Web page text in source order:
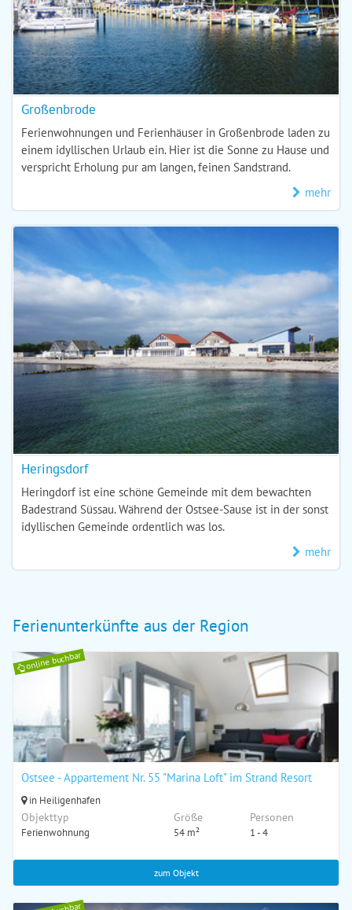
Großenbrode
Ferienwohnungen und Ferienhäuser in Großenbrode laden zu
einem idyllischen Urlaub ein. Hier ist die Sonne zu Hause und
verspricht Erholung pur am langen, feinen Sandstrand.
mehr
Heringsdorf
Heringdorf ist eine schöne Gemeinde mit dem bewachten
Badestrand Süssau. Während der Ostsee-Sause ist in der sonst
idyllischen Gemeinde ordentlich was los.
mehr
Ferienunterkünfte aus der Region
online buchbar
Ostsee - Appartement Nr. 55 "Marina Loft" im Strand Resort
in Heiligenhafen
Objekttyp
Ferienwohnung
Größe
54 m²
Personen
1 - 4
zum Objekt